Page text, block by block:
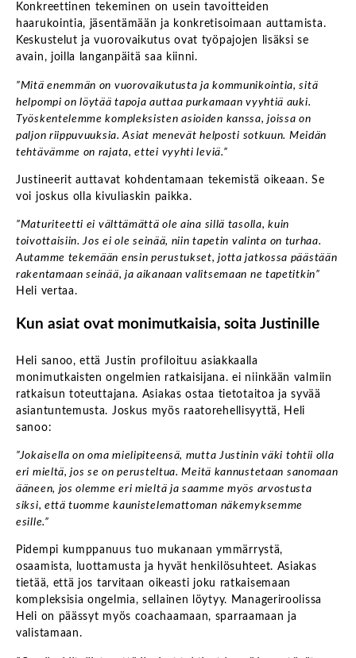
Konkreettinen tekeminen on usein tavoitteiden
haarukointia, jäsentämään ja konkretisoimaan auttamista.
Keskustelut ja vuorovaikutus ovat työpajojen lisäksi se
avain, joilla langanpäitä saa kiinni.
”Mitä enemmän on vuorovaikutusta ja kommunikointia, sitä
helpompi on löytää tapoja auttaa purkamaan vyyhtiä auki.
Työskentelemme kompleksisten asioiden kanssa, joissa on
paljon riippuvuuksia. Asiat menevät helposti sotkuun. Meidän
tehtävämme on rajata, ettei vyyhti leviä.”
Justineerit auttavat kohdentamaan tekemistä oikeaan. Se
voi joskus olla kivuliaskin paikka.
”Maturiteetti ei välttämättä ole aina sillä tasolla, kuin
toivottaisiin. Jos ei ole seinää, niin tapetin valinta on turhaa.
Autamme tekemään ensin perustukset, jotta jatkossa päästään
rakentamaan seinää, ja aikanaan valitsemaan ne tapetitkin”
Heli vertaa.
Kun asiat ovat monimutkaisia, soita Justinille
Heli sanoo, että Justin profiloituu asiakkaalla
monimutkaisten ongelmien ratkaisijana. ei niinkään valmiin
ratkaisun toteuttajana. Asiakas ostaa tietotaitoa ja syvää
asiantuntemusta. Joskus myös raatorehellisyyttä, Heli
sanoo:
”Jokaisella on oma mielipiteensä, mutta Justinin väki tohtii olla
eri mieltä, jos se on perusteltua. Meitä kannustetaan sanomaan
ääneen, jos olemme eri mieltä ja saamme myös arvostusta
siksi, että tuomme kaunistelemattoman näkemyksemme
esille.”
Pidempi kumppanuus tuo mukanaan ymmärrystä,
osaamista, luottamusta ja hyvät henkilösuhteet. Asiakas
tietää, että jos tarvitaan oikeasti joku ratkaisemaan
kompleksisia ongelmia, sellainen löytyy. Manageriroolissa
Heli on päässyt myös coachaamaan, sparraamaan ja
valistamaan.